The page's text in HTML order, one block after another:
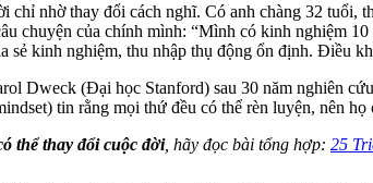
nhờ thay đổi cách nghĩ. Có anh chàng 32
chuyện của chính mình: “Mình có kinh nghiệm
sẻ kinh nghiệm, thu nhập thụ động ổn định. Điều
Dweck (Đại học Stanford) sau 30 năm nghiên
tin rằng mọi thứ đều có thể rèn luyện, nên
thể thay đổi cuộc đời, hãy đọc bài tổng hợp: 25